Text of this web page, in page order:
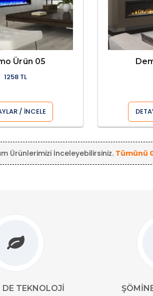
Ürün 05
1258 TL
/ İNCELE
Ürünlerimizi İnceleyebilirsiniz. Tümünü
DE TEKNOLOJI